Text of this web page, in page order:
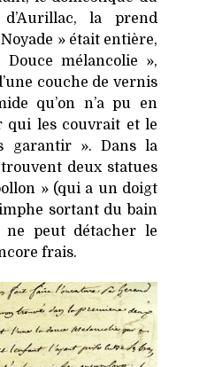
d’Aurillac, la prend
» était entière,
mélancolie »,
couche de vernis
qu’on n’a pu en
qui les couvrait et le
garantir ». Dans la
trouvent deux statues
» (qui a un doigt
sortant du bain
peut détacher le
frais.